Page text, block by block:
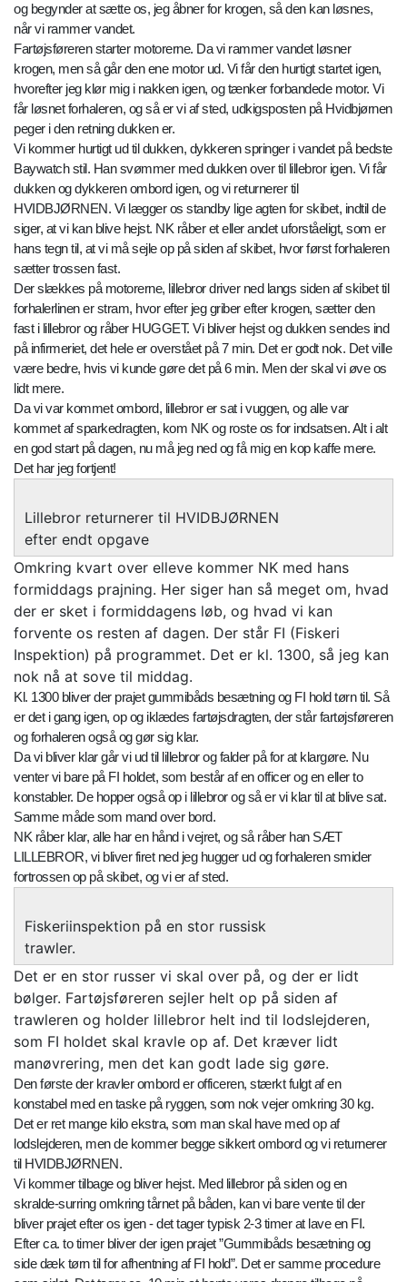
og begynder at sætte os, jeg åbner for krogen, så den kan løsnes,
når vi rammer vandet.
Fartøjsføreren starter motorerne. Da vi rammer vandet løsner
krogen, men så går den ene motor ud. Vi får den hurtigt startet igen,
hvorefter jeg klør mig i nakken igen, og tænker forbandede motor. Vi
får løsnet forhaleren, og så er vi af sted, udkigsposten på Hvidbjørnen
peger i den retning dukken er.
Vi kommer hurtigt ud til dukken, dykkeren springer i vandet på bedste
Baywatch stil. Han svømmer med dukken over til lillebror igen. Vi får
dukken og dykkeren ombord igen, og vi returnerer til
HVIDBJØRNEN. Vi lægger os standby lige agten for skibet, indtil de
siger, at vi kan blive hejst. NK råber et eller andet uforståeligt, som er
hans tegn til, at vi må sejle op på siden af skibet, hvor først forhaleren
sætter trossen fast.
Der slækkes på motorerne, lillebror driver ned langs siden af skibet til
forhalerlinen er stram, hvor efter jeg griber efter krogen, sætter den
fast i lillebror og råber HUGGET. Vi bliver hejst og dukken sendes ind
på infirmeriet, det hele er overstået på 7 min. Det er godt nok. Det ville
være bedre, hvis vi kunde gøre det på 6 min. Men der skal vi øve os
lidt mere.
Da vi var kommet ombord, lillebror er sat i vuggen, og alle var
kommet af sparkedragten, kom NK og roste os for indsatsen. Alt i alt
en god start på dagen, nu må jeg ned og få mig en kop kaffe mere.
Det har jeg fortjent!
Lillebror returnerer til HVIDBJØRNEN
efter endt opgave
Omkring kvart over elleve kommer NK med hans
formiddags prajning. Her siger han så meget om, hvad
der er sket i formiddagens løb, og hvad vi kan
forvente os resten af dagen. Der står FI (Fiskeri
Inspektion) på programmet. Det er kl. 1300, så jeg kan
nok nå at sove til middag.
Kl. 1300 bliver der prajet gummibåds besætning og FI hold tørn til. Så
er det i gang igen, op og iklædes fartøjsdragten, der står fartøjsføreren
og forhaleren også og gør sig klar.
Da vi bliver klar går vi ud til lillebror og falder på for at klargøre. Nu
venter vi bare på FI holdet, som består af en officer og en eller to
konstabler. De hopper også op i lillebror og så er vi klar til at blive sat.
Samme måde som mand over bord.
NK råber klar, alle har en hånd i vejret, og så råber han SÆT
LILLEBROR, vi bliver firet ned jeg hugger ud og forhaleren smider
fortrossen op på skibet, og vi er af sted.
Fiskeriinspektion på en stor russisk
trawler.
Det er en stor russer vi skal over på, og der er lidt
bølger. Fartøjsføreren sejler helt op på siden af
trawleren og holder lillebror helt ind til lodslejderen,
som FI holdet skal kravle op af. Det kræver lidt
manøvrering, men det kan godt lade sig gøre.
Den første der kravler ombord er officeren, stærkt fulgt af en
konstabel med en taske på ryggen, som nok vejer omkring 30 kg.
Det er ret mange kilo ekstra, som man skal have med op af
lodslejderen, men de kommer begge sikkert ombord og vi returnerer
til HVIDBJØRNEN.
Vi kommer tilbage og bliver hejst. Med lillebror på siden og en
skralde-surring omkring tårnet på båden, kan vi bare vente til der
bliver prajet efter os igen - det tager typisk 2-3 timer at lave en FI.
Efter ca. to timer bliver der igen prajet ”Gummibåds besætning og
side dæk tørn til for afhentning af FI hold”. Det er samme procedure